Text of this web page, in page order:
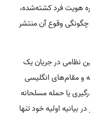
هویت فرد کشته‌شده،
وقوع آن منتشر
نظامی در جریان یک
و مقام‌های انگلیسی
یا حمله مسلحانه
بیانیه اولیه خود تنها